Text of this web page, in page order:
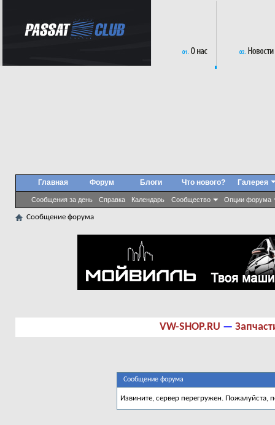
Главная Форум
Сообщения за день Справка Календарь Сообщество Опции форума
Блоги Что нового? Галерея
Сообщение форума
VW-SHOP.RU —
Сообщение форума
Извините, сервер перегружен. Пожалуйста,